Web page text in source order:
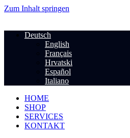
Zum Inhalt springen
Deutsch
English
Français
Hrvatski
Español
Italiano
HOME
SHOP
SERVICES
KONTAKT